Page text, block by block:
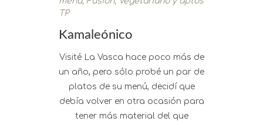
TP
Kamaleónico
Visité La Vasca hace poco más de
un año, pero sólo probé un par de
platos de su menú, decidí que
debía volver en otra ocasión para
tener más material del que